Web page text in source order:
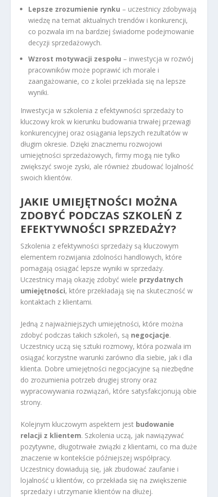
Lepsze zrozumienie rynku – uczestnicy zdobywają
wiedzę na temat aktualnych trendów i konkurencji,
co pozwala im na bardziej świadome podejmowanie
decyzji sprzedażowych.
Wzrost motywacji zespołu – inwestycja w rozwój
pracowników może poprawić ich morale i
zaangażowanie, co z kolei przekłada się na lepsze
wyniki.
Inwestycja w szkolenia z efektywności sprzedaży to
kluczowy krok w kierunku budowania trwałej przewagi
konkurencyjnej oraz osiągania lepszych rezultatów w
długim okresie. Dzięki znacznemu rozwojowi
umiejętności sprzedażowych, firmy mogą nie tylko
zwiększyć swoje zyski, ale również zbudować lojalność
swoich klientów.
JAKIE UMIEJĘTNOŚCI MOŻNA
ZDOBYĆ PODCZAS SZKOLEŃ Z
EFEKTYWNOŚCI SPRZEDAŻY?
Szkolenia z efektywności sprzedaży są kluczowym
elementem rozwijania zdolności handlowych, które
pomagają osiągać lepsze wyniki w sprzedaży.
Uczestnicy mają okazję zdobyć wiele przydatnych
umiejętności, które przekładają się na skuteczność w
kontaktach z klientami.
Jedną z najważniejszych umiejętności, które można
zdobyć podczas takich szkoleń, są negocjacje.
Uczestnicy uczą się sztuki rozmowy, która pozwala im
osiągać korzystne warunki zarówno dla siebie, jak i dla
klienta. Dobre umiejętności negocjacyjne są niezbędne
do zrozumienia potrzeb drugiej strony oraz
wypracowywania rozwiązań, które satysfakcjonują obie
strony.
Kolejnym kluczowym aspektem jest budowanie
relacji z klientem. Szkolenia uczą, jak nawiązywać
pozytywne, długotrwałe związki z klientami, co ma duże
znaczenie w kontekście późniejszej współpracy.
Uczestnicy dowiadują się, jak zbudować zaufanie i
lojalność u klientów, co przekłada się na zwiększenie
sprzedaży i utrzymanie klientów na dłużej.